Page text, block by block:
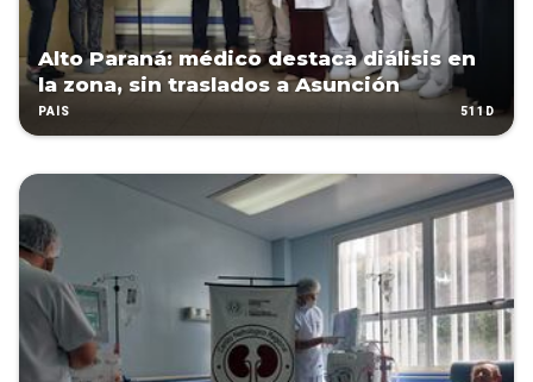
Alto Paraná: médico destaca diálisis en
la zona, sin traslados a Asunción
PAÍS 511D